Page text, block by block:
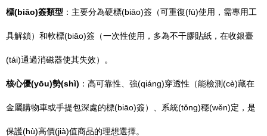
標(biāo)簽類型 ：主要分為硬標(biāo)簽（可重復(fù)使用，需專用工
具解鎖）和軟標(biāo)簽（一次性使用，多為不干膠貼紙，在收銀臺
(tái)通過消磁器使其失效）。
核心優(yōu)勢(shì) ：高可靠性、強(qiáng)穿透性（能檢測(cè)藏在
金屬購物車或手提包深處的標(biāo)簽）、系統(tǒng)穩(wěn)定，是
保護(hù)高價(jià)值商品的理想選擇。